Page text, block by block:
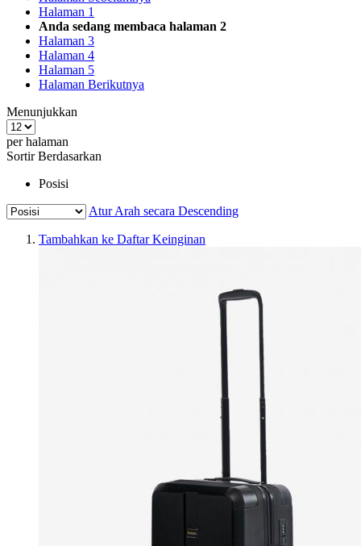
Halaman 1
Anda sedang membaca halaman 2
Halaman 3
Halaman 4
Halaman 5
Halaman Berikutnya
Menunjukkan
per halaman
Sortir Berdasarkan
Posisi
Atur Arah secara Descending
Tambahkan ke Daftar Keinginan